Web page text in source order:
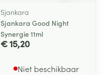
Sjankara
Sjankara Good Night
Synergie 11ml
€ 15,20
Niet beschikbaar